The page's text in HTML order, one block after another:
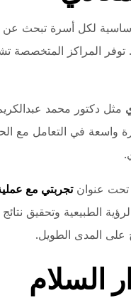
لكل أسرة تبحث عن
المراكز المتخصصة
مثل دكتور محمد
واسعة في التعامل مع
تحت عنوانتجربتي مع
الطبيعية وتحقيق نتائج
على المدى الطويل.
السلام